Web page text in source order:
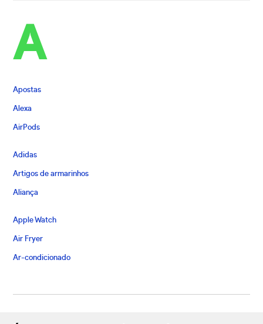
A
Apostas
Alexa
AirPods
Adidas
Artigos de armarinhos
Aliança
Apple Watch
Air Fryer
Ar-condicionado